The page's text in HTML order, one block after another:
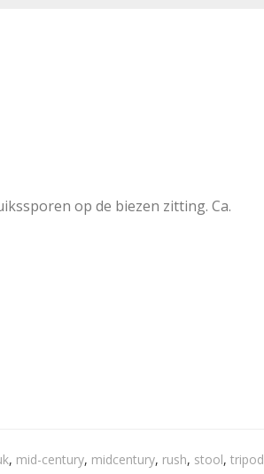
op de biezen zitting. Ca.
, mid-century, midcentury, rush, stool, tripod